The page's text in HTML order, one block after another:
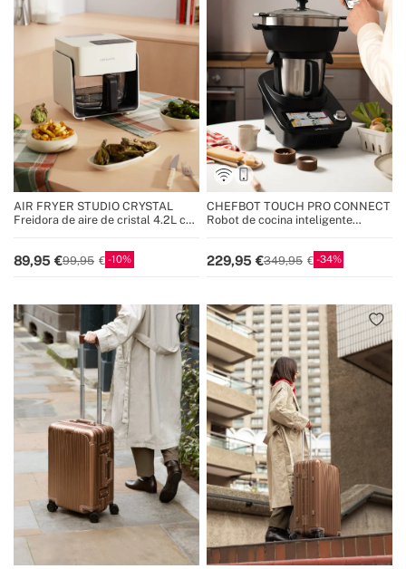
AIR FRYER STUDIO CRYSTAL
Freidora de aire de cristal 4.2L con
89,95 99,95 10
CHEFBOT TOUCH PRO CONNECT
Robot de cocina inteligente
229,95 349,95 34